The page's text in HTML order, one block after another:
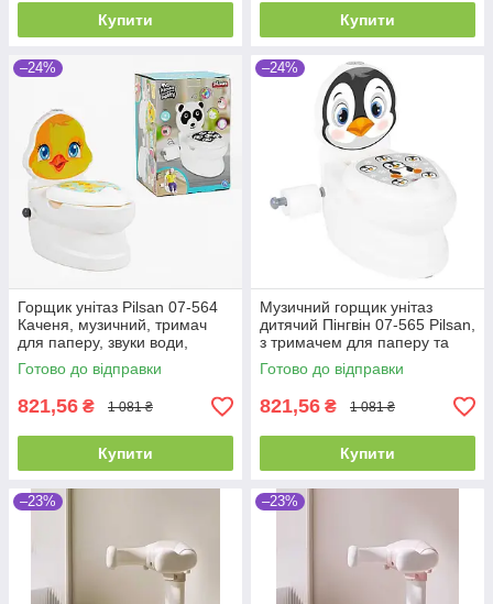
Купити Купити
–24%
Горщик унітаз Pilsan 07-564
Каченя, музичний, тримач
для паперу, звуки води,
підсвітка кнопки
Готово до відправки
821,56 ₴ 1 081 ₴
Купити
–24%
Музичний горщик унітаз
дитячий Пінгвін 07-565 Pilsan,
з тримачем для паперу та
звуком води
Готово до відправки
821,56 ₴ 1 081 ₴
Купити
–23% –23%